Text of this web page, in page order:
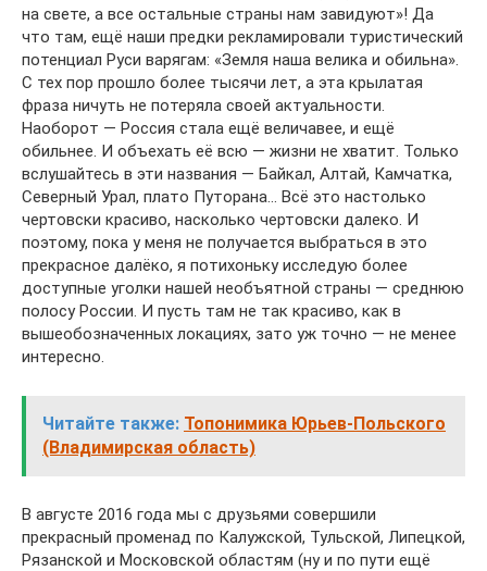
на свете, а все остальные страны нам завидуют»! Да
что там, ещё наши предки рекламировали туристический
потенциал Руси варягам: «Земля наша велика и обильна».
С тех пор прошло более тысячи лет, а эта крылатая
фраза ничуть не потеряла своей актуальности.
Наоборот — Россия стала ещё величавее, и ещё
обильнее. И объехать её всю — жизни не хватит. Только
вслушайтесь в эти названия — Байкал, Алтай, Камчатка,
Северный Урал, плато Путорана… Всё это настолько
чертовски красиво, насколько чертовски далеко. И
поэтому, пока у меня не получается выбраться в это
прекрасное далёко, я потихоньку исследую более
доступные уголки нашей необъятной страны — среднюю
полосу России. И пусть там не так красиво, как в
вышеобозначенных локациях, зато уж точно — не менее
интересно.
Читайте также: Топонимика Юрьев-Польского
(Владимирская область)
В августе 2016 года мы с друзьями совершили
прекрасный променад по Калужской, Тульской, Липецкой,
Рязанской и Московской областям (ну и по пути ещё